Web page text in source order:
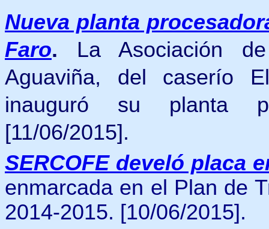
Nueva planta
Faro. La Asociación
Aguaviña, del caserío
inauguró su planta
[11/06/2015].
SERCOFE develó placa
enmarcada en el Plan de
2014-2015. [10/06/2015].